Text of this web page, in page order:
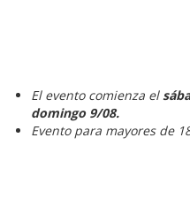
El evento comienza el
domingo 9/08.
Evento para mayores de